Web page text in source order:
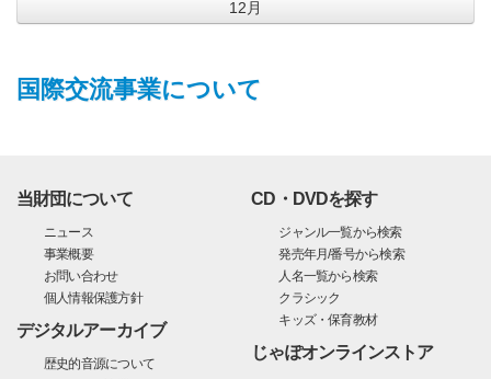
12月
国際交流事業について
当財団について
ニュース
事業概要
お問い合わせ
個人情報保護方針
デジタルアーカイブ
歴史的音源について
CD・DVDを探す
ジャンル一覧から検索
発売年月/番号から検索
人名一覧から検索
クラシック
キッズ・保育教材
じゃぽオンラインストア